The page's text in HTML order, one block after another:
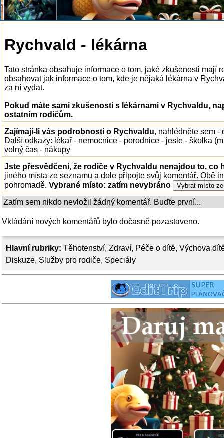
Hlavní rubriky: Těhotenství, Zdraví, Péče o dítě, Výchova
Diskuze, Služby pro rodiče, Speciály
Rychvald - lékárna
Tato stránka obsahuje informace o tom, jaké zkušenosti mají
obsahovat jak informace o tom, kde je nějaká lékárna v
za ní vydat.
Pokud máte sami zkušenosti s lékárnami v Rychvaldu,
ostatním rodičům.
Zajímají-li vás podrobnosti o Rychvaldu, nahlédněte sem -
Další odkazy: lékař - nemocnice - porodnice - jesle - školka
volný čas - nákupy
Jste přesvědčeni, že rodiče v Rychvaldu nenajdou to, co
jiného místa ze seznamu a dole připojte svůj komentář. Obě
pohromadě. Vybrané místo: zatím nevybráno
Zatím sem nikdo nevložil žádný komentář. Buďte první...
Vkládání nových komentářů bylo dočasně pozastaveno.